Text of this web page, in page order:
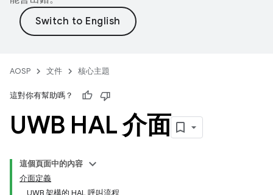
AOSP 文件 核心主題
這對你有幫助嗎？
UWB HAL 介面
這個頁面中的內容
介面定義
UWB 架構的 HAL 呼叫流程